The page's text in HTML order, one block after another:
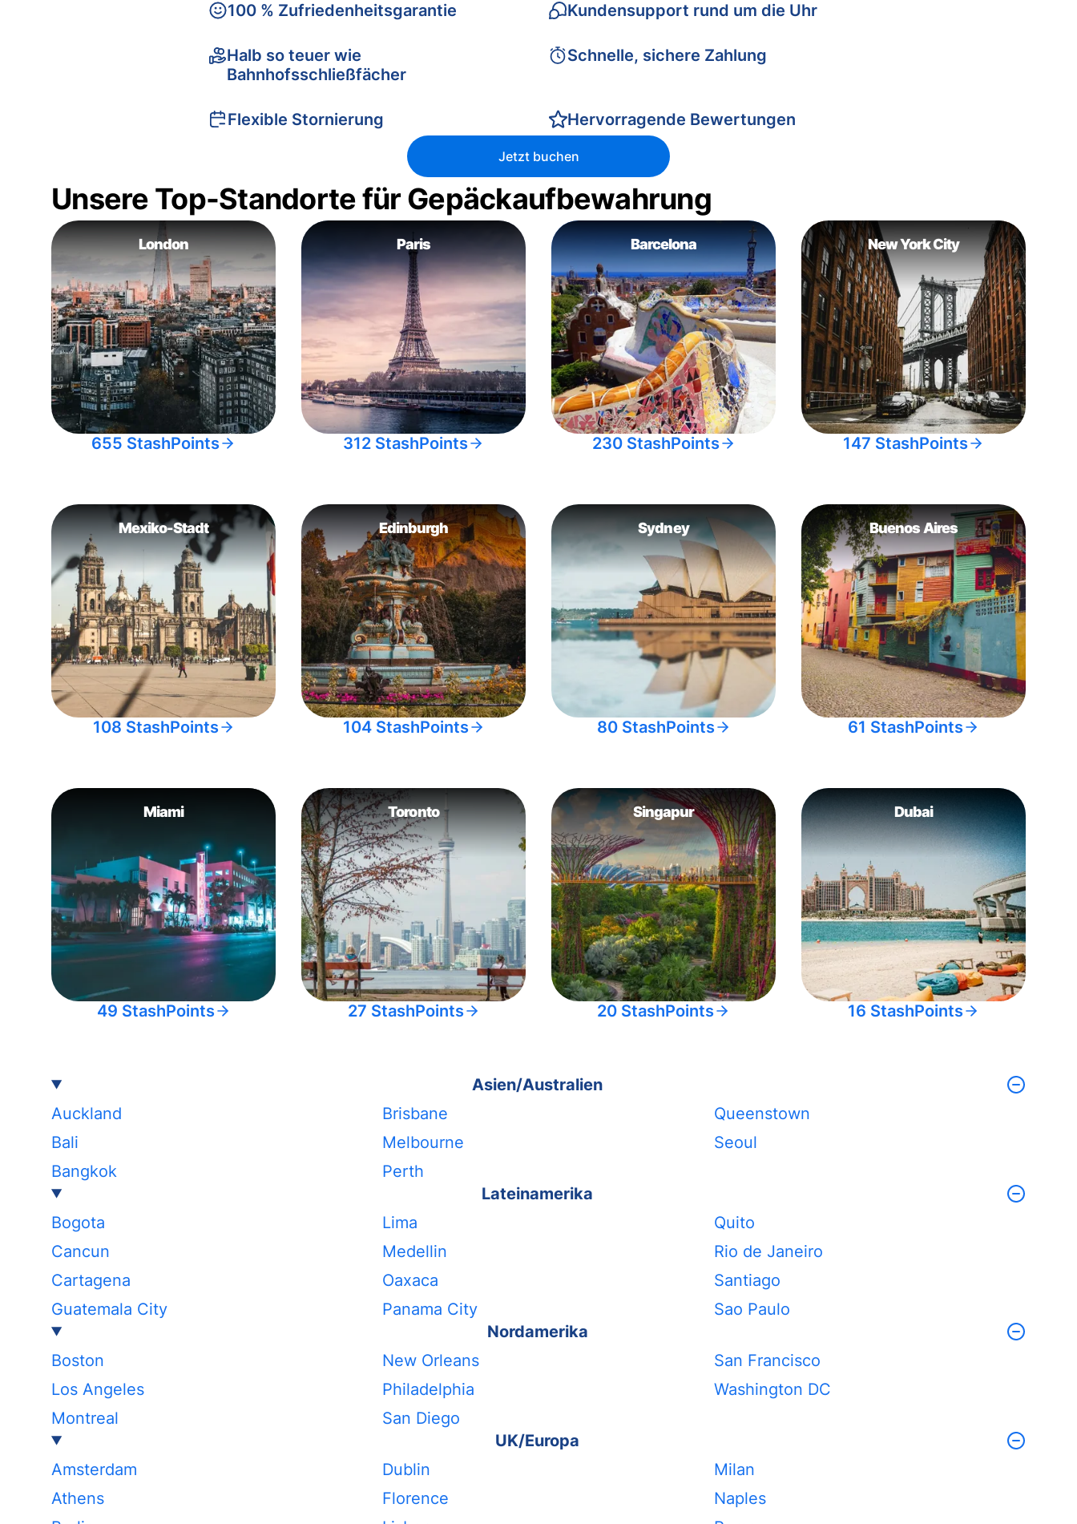
100 % Zufriedenheitsgarantie
Halb so teuer wie
Bahnhofsschließfächer
Flexible Stornierung
Kundensupport rund um die Uhr
Schnelle, sichere Zahlung
Hervorragende Bewertungen
Jetzt buchen
Unsere Top-Standorte für Gepäckaufbewahrung
London
655 StashPoints
Paris
312 StashPoints
Barcelona
230 StashPoints
New York City
147 StashPoints
Mexiko-Stadt
108 StashPoints
Edinburgh
104 StashPoints
Sydney
80 StashPoints
Buenos Aires
61 StashPoints
Miami
49 StashPoints
Toronto
27 StashPoints
Singapur
20 StashPoints
Dubai
16 StashPoints
Asien/Australien
Auckland
Bali
Bangkok
Brisbane
Melbourne
Perth
Queenstown
Seoul
Lateinamerika
Bogota
Cancun
Cartagena
Guatemala City
Lima
Medellin
Oaxaca
Panama City
Quito
Rio de Janeiro
Santiago
Sao Paulo
Nordamerika
Boston
Los Angeles
Montreal
New Orleans
Philadelphia
San Diego
San Francisco
Washington DC
UK/Europa
Amsterdam
Athens
Dublin
Florence
Milan
Naples